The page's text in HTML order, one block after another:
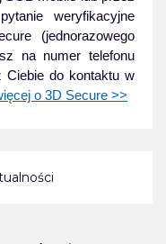
weryfikacyjne
(jednorazowego
na numer telefonu
Ciebie do kontaktu w
o 3D Secure >>